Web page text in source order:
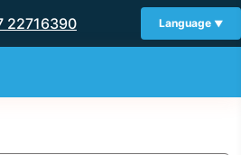
22716390 Language